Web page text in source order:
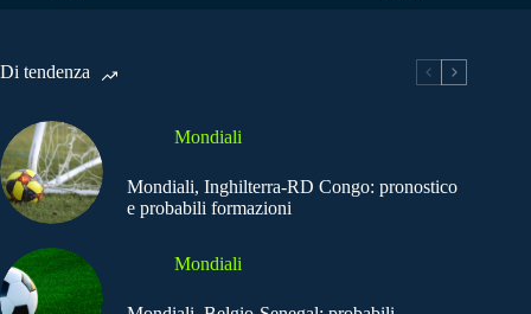
Di tendenza
Mondiali
Mondiali, Inghilterra-RD Congo: pronostico
e probabili formazioni
Mondiali